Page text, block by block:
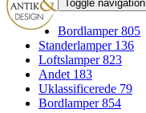
Toggle navigation
Bordlamper805
Standerlamper 136
Loftslamper823
Andet 183
Uklassificerede 79
Bordlamper854